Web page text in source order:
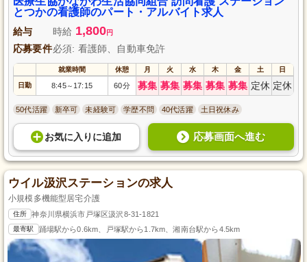
とつかの看護師のパート・アルバイト求人
給与 時給 1,800円
応募要件必須: 看護師、自動車免許
就業時間 休憩 月 火 水 木 金 土 日
日勤 8:45～ 17:15 60分 募集 募集 募集 募集 募集 定休 定休
50代活躍 新卒可 未経験可 学歴不問 40代活躍 土日祝休み
お気に入り に追加 応募画面へ進む
ウイル汲沢ステーションの求人
小規模多機能型居宅介護
住所 神奈川県横浜市戸塚区汲沢8-31-1821
最寄駅 踊場駅から0.6km、戸塚駅から1.7km、湘南台駅から4.5km